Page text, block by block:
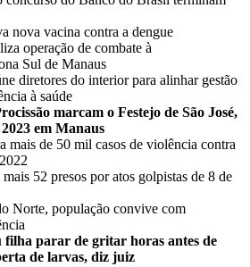
nova vacina contra a dengue
operação de combate à
Sul de Manaus
diretores do interior para alinhar gestão
à saúde
marcam o Festejo de São José,
em Manaus
mais de 50 mil casos de violência contra
52 presos por atos golpistas de 8 de
Norte, população convive com
filha parar de gritar horas antes de
de larvas, diz juiz